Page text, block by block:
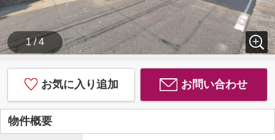
1 / 4
お気に入り追加 お問い合わせ
物件概要